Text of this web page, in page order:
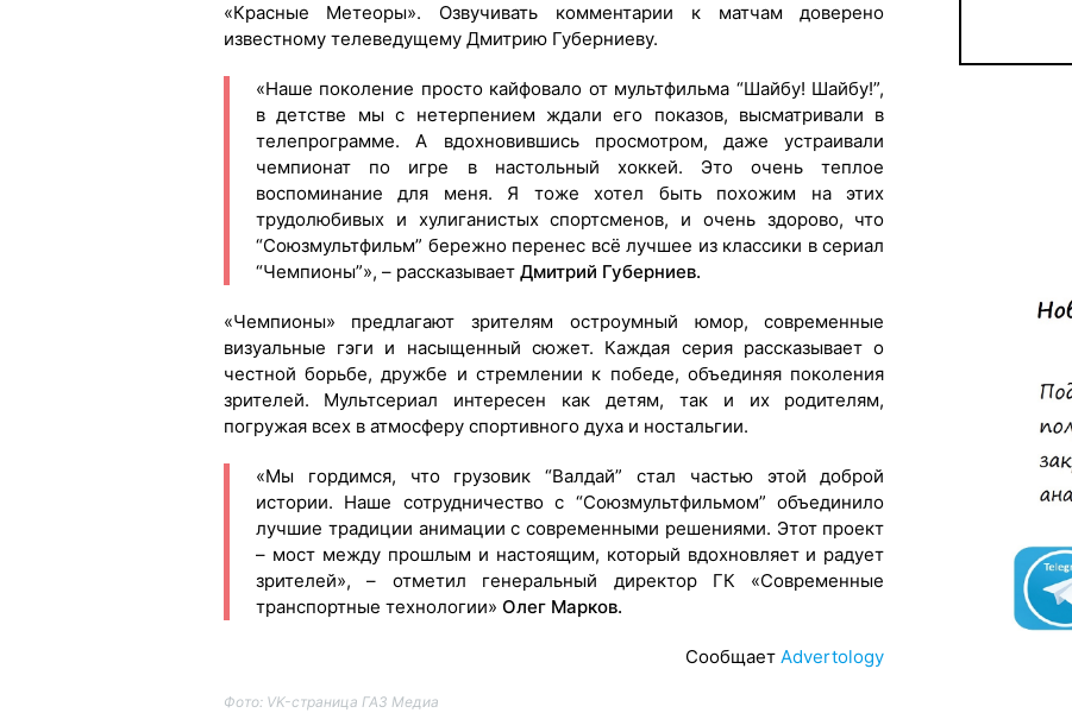
«Красные Метеоры». Озвучивать комментарии к матчам доверено
известному телеведущему Дмитрию Губерниеву.
«Наше поколение просто кайфовало от мультфильма “Шайбу! Шайбу!”,
в детстве мы с нетерпением ждали его показов, высматривали в
телепрограмме. А вдохновившись просмотром, даже устраивали
чемпионат по игре в настольный хоккей. Это очень теплое
воспоминание для меня. Я тоже хотел быть похожим на этих
трудолюбивых и хулиганистых спортсменов, и очень здорово, что
“Союзмультфильм” бережно перенес всё лучшее из классики в сериал
“Чемпионы”», – рассказывает Дмитрий Губерниев.
«Чемпионы» предлагают зрителям остроумный юмор, современные
визуальные гэги и насыщенный сюжет. Каждая серия рассказывает о
честной борьбе, дружбе и стремлении к победе, объединяя поколения
зрителей. Мультсериал интересен как детям, так и их родителям,
погружая всех в атмосферу спортивного духа и ностальгии.
«Мы гордимся, что грузовик “Валдай” стал частью этой доброй
истории. Наше сотрудничество с “Союзмультфильмом” объединило
лучшие традиции анимации с современными решениями. Этот проект
– мост между прошлым и настоящим, который вдохновляет и радует
зрителей», – отметил генеральный директор ГК «Современные
транспортные технологии» Олег Марков.
СообщаетAdvertology
Фото: VK-страница ГАЗ Медиа